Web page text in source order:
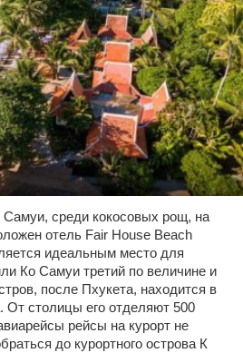
Самуи, среди кокосовых рощ, на
отель Fair House Beach
идеальным место для
Ко Самуи третий по величине и
после Пхукета, находится в
От столицы его отделяют 500
рейсы на курорт не
до курортного острова К